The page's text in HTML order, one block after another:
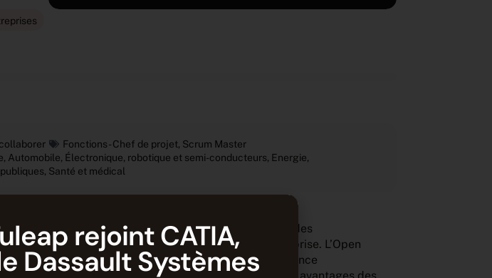
Fonctions -Chef de projet, Scrum Master
, Automobile, Électronique, robotique et semi-conducteurs, Energie,
, Santé et médical
sur l’état actuel de l’Open Source d’Entreprise, 82 % des
pour des éditeurs de logiciels Open Source d’entreprise. L’Open
comme l’élément indispensable pour réussir sa croissance
sur le marché de l’innovation. Voyons ensemble les 6 avantages des
rejoint CATIA,
Dassault Systèmes